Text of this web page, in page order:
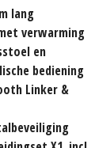
lang
verwarming
en
bediening
Linker &